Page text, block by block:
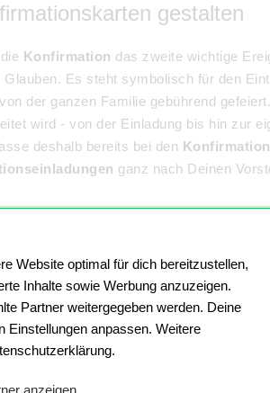
Website optimal für dich bereitzustellen,
Inhalte sowie Werbung anzuzeigen.
Partner weitergegeben werden. Deine
Einstellungen anpassen. Weitere
anzeigen
gestalten
Konfirmation das zweite wichtige
Es steht symbolisch für den
der ganzen Familie gebührend
wird - von der Einladung bis hin zur
deshalb bereits bei den
ganz nach Deinen
"Konfirmation" von
zur Konfirmation Deines Kindes einladen
,